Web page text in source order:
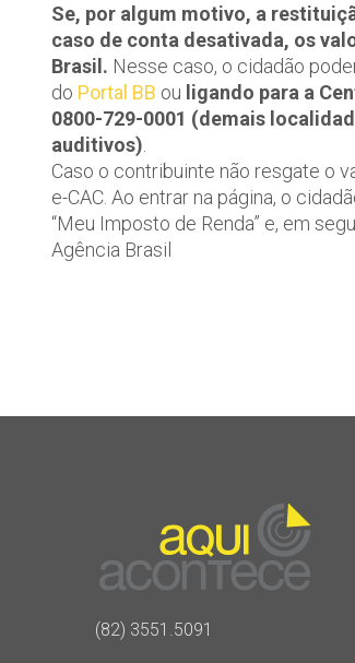
Se, por algum motivo, a
caso de conta desativada, os
Brasil. Nesse caso, o cidadão
do Portal BB ou ligando para a
0800-729-0001 (demais
auditivos)
Caso o contribuinte não resgate o
e-CAC. Ao entrar na página, o
“Meu Imposto de Renda” e, em
Agência Brasil
(82) 3551.5091